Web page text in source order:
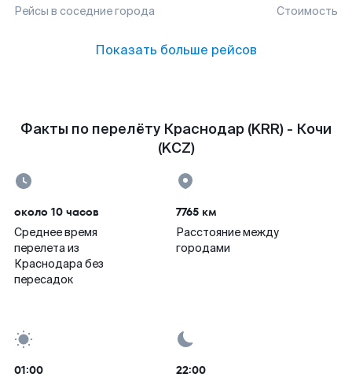
Рейсы в соседние города Стоимость
Показать больше рейсов
Факты по перелёту Краснодар (KRR) - Кочи
(KCZ)
около 10 часов
Среднее время
перелета из
Краснодара без
пересадок
7765 км
Расстояние между
городами
01:00 22:00